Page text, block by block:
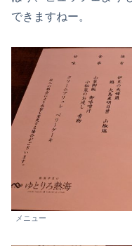
できますねー。
メニュー